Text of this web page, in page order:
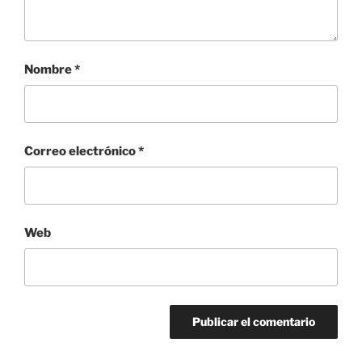
Nombre*
Correo electrónico*
Web